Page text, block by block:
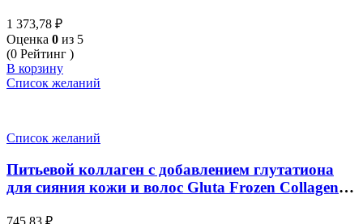
1 373,78 ₽
Оценка 0 из 5
(0 Рейтинг )
В корзину
Список желаний
Список желаний
Питьевой коллаген с добавлением глутатиона
для сияния кожи и волос Gluta Frozen Collagen
745,83 ₽